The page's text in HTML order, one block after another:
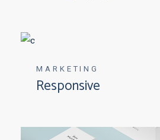
MARKETING
Responsive